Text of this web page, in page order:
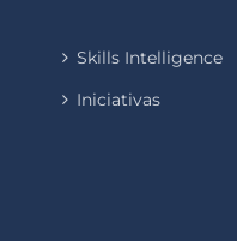
Skills Intelligence
Iniciativas